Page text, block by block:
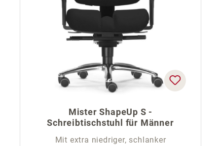
Mister ShapeUp S -
Schreibtischstuhl für Männer
Mit extra niedriger, schlanker